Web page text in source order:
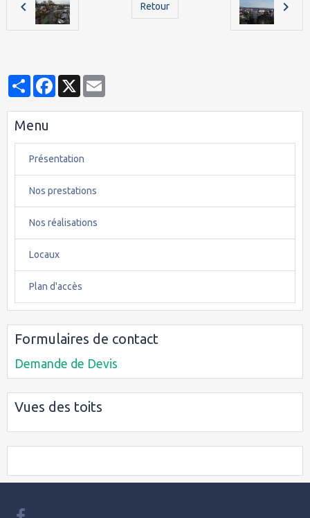
Retour
PartagerFacebook
X
Menu
Présentation
Nos prestations
Nos réalisations
Locaux
Plan d'accès
Formulaires de contact
Demande de Devis
Vues des toits